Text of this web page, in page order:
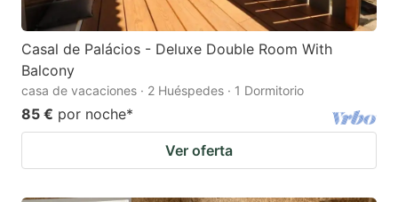
Casal de Palácios - Deluxe Double Room With
Balcony
casa de vacaciones · 2 Huéspedes · 1 Dormitorio
85 € por noche*
Ver oferta